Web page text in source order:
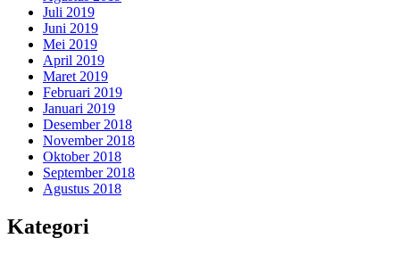
Juli 2019
Juni 2019
Mei 2019
April 2019
Maret 2019
Februari 2019
Januari 2019
Desember 2018
November 2018
Oktober 2018
September 2018
Agustus 2018
Kategori